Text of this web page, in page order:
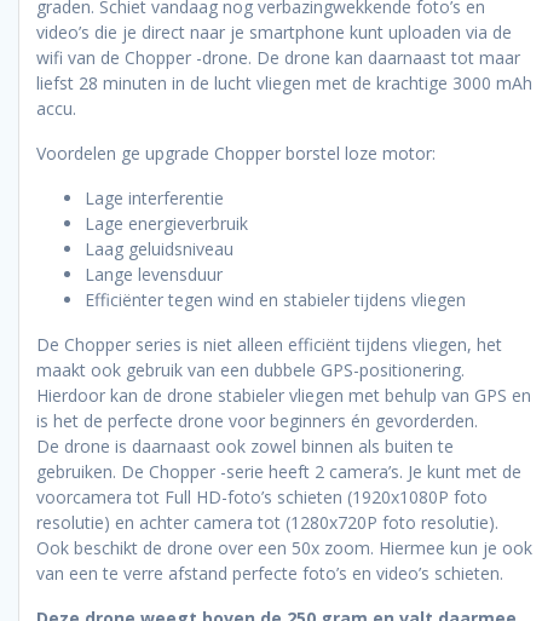
graden. Schiet vandaag nog verbazingwekkende foto’s en
video’s die je direct naar je smartphone kunt uploaden via de
wifi van de Chopper -drone. De drone kan daarnaast tot maar
liefst 28 minuten in de lucht vliegen met de krachtige 3000 mAh
accu.
Voordelen ge upgrade Chopper borstel loze motor:
Lage interferentie
Lage energieverbruik
Laag geluidsniveau
Lange levensduur
Efficiënter tegen wind en stabieler tijdens vliegen
De Chopper series is niet alleen efficiënt tijdens vliegen, het
maakt ook gebruik van een dubbele GPS-positionering.
Hierdoor kan de drone stabieler vliegen met behulp van GPS en
is het de perfecte drone voor beginners én gevorderden.
De drone is daarnaast ook zowel binnen als buiten te
gebruiken. De Chopper -serie heeft 2 camera’s. Je kunt met de
voorcamera tot Full HD-foto’s schieten (1920x1080P foto
resolutie) en achter camera tot (1280x720P foto resolutie).
Ook beschikt de drone over een 50x zoom. Hiermee kun je ook
van een te verre afstand perfecte foto’s en video’s schieten.